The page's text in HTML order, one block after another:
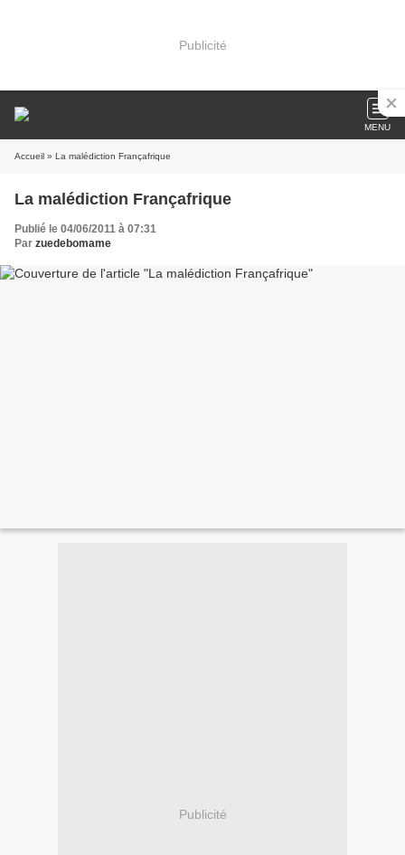
Publicité
MENU
Accueil » La malédiction Françafrique
La malédiction Françafrique
Publié le 04/06/2011 à 07:31
Par zuedebomame
Publicité